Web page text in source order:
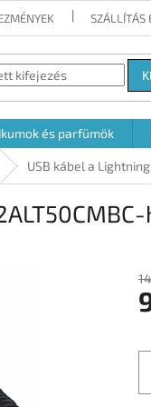
SZÁLLÍTÁS
és parfümök
USB kábel a